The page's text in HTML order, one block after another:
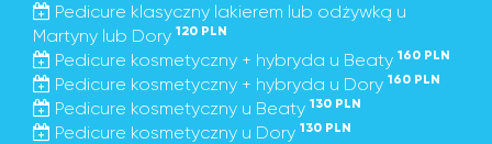
Pedicure klasyczny lakierem lub odżywką u
Martyny lub Dory 120 PLN
Pedicure kosmetyczny + hybryda u Beaty 160 PLN
Pedicure kosmetyczny + hybryda u Dory 160 PLN
Pedicure kosmetyczny u Beaty 130 PLN
Pedicure kosmetyczny u Dory 130 PLN